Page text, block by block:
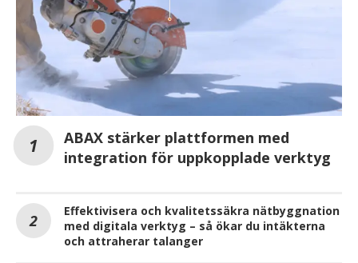
ABAX stärker plattformen med
integration för uppkopplade verktyg
Effektivisera och kvalitetssäkra nätbyggnation
med digitala verktyg – så ökar du intäkterna
och attraherar talanger